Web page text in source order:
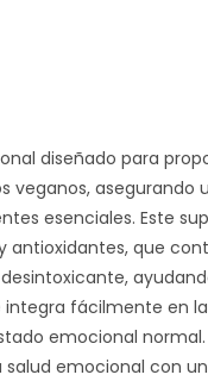
diseñado para
veganos,
esenciales. Este
que
fácilmente en
emocional
emocional con